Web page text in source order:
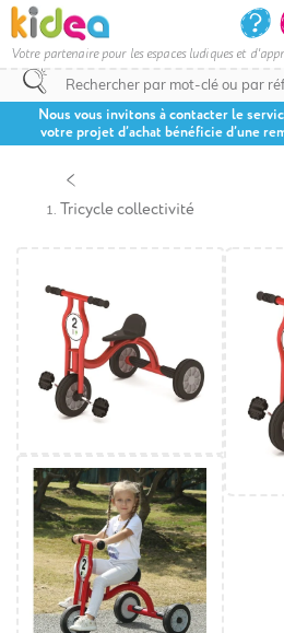
Votre partenaire pour les espaces ludiques et
Nous vous invitons à contacter le
votre projet d’achat bénéficie d’une
Tricycle collectivité